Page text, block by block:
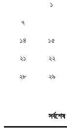
১
৭
১৪ ১৫
২১ ২২
২৮ ২৯
সর্বশেষ